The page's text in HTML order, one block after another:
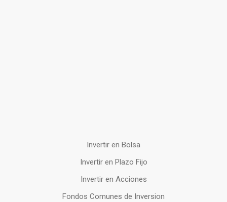
Invertir en Bolsa
Invertir en Plazo Fijo
Invertir en Acciones
Fondos Comunes de Inversion